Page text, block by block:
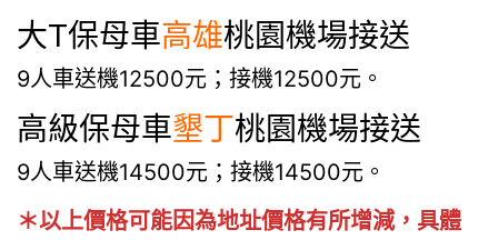
大T保母車高雄桃園機場接送
9人車送機12500元；接機12500元。
高級保母車墾丁桃園機場接送
9人車送機14500元；接機14500元。
＊以上價格可能因為地址價格有所增減，具體